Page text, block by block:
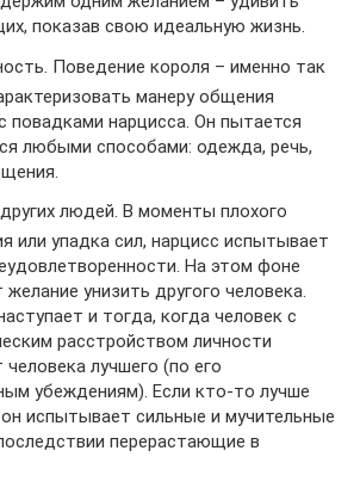
показав свою идеальную жизнь.
Поведение короля – именно так
манеру общения
повадками нарцисса. Он пытается
любыми способами: одежда, речь,
людей. В моменты плохого
или упадка сил, нарцисс испытывает
На этом фоне
желание унизить другого человека.
и тогда, когда человек с
расстройством личности
человека лучшего (по его
убеждениям). Если кто-то лучше
испытывает сильные и мучительные
перерастающие в